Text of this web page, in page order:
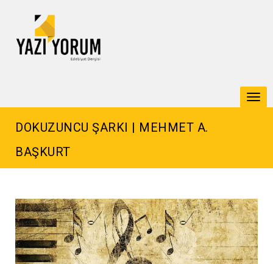
DOKUZUNCU ŞARKI | MEHMET A.
BAŞKURT